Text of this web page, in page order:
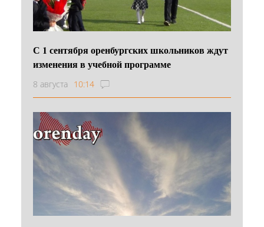
С 1 сентября оренбургских школьников ждут
изменения в учебной программе
8 августа 10:14